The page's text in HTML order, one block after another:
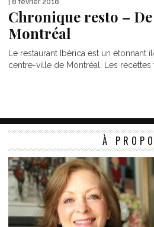
| 8 février 2018
Chronique resto –
Montréal
Le restaurant Ibérica est un
centre-ville de Montréal. Les recettes
À